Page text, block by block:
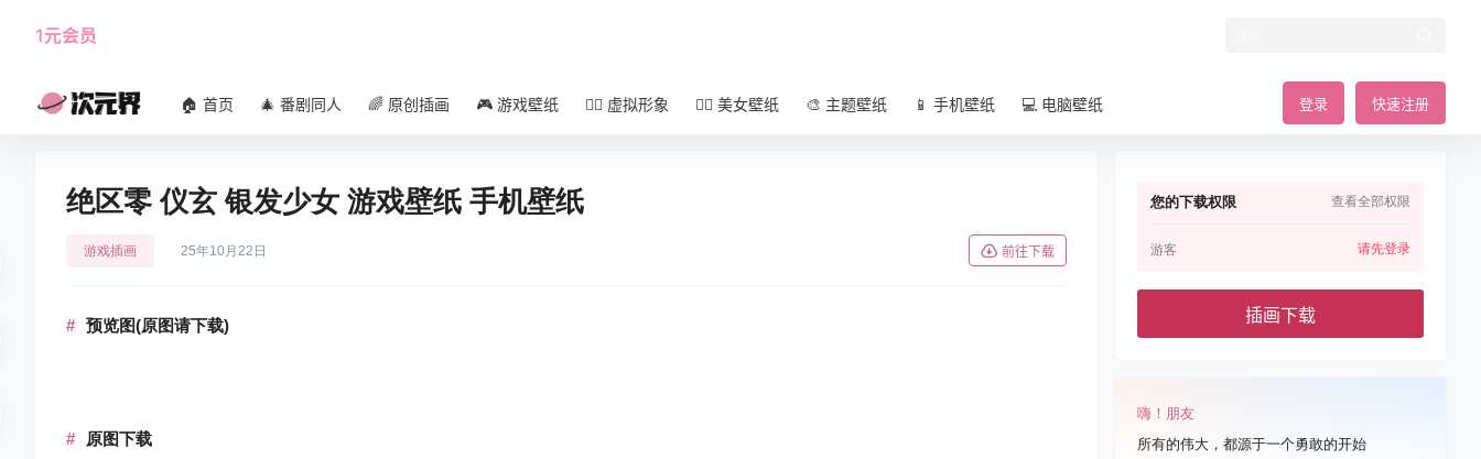
1元会员
登录 快速注册
🏠 首页 🎄 番剧同人 🌈 原创插画 🎮 游戏壁纸 🧚‍♀️ 虚拟形象 🧜‍♀️ 美女壁纸 🎨 主题壁纸 📱 手机壁纸 💻 电脑壁纸
绝区零 仪玄 银发少女 游戏壁纸 手机壁纸
游戏插画 25年10月22日 前往下载
预览图(原图请下载)
原图下载
您的下载权限 查看全部权限
游客 请先登录
插画下载
嗨！朋友
所有的伟大，都源于一个勇敢的开始